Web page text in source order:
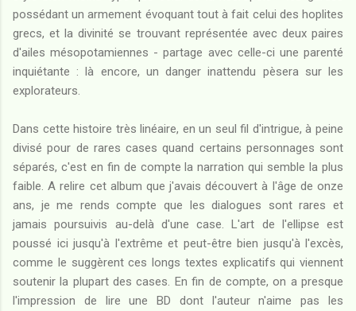
possédant un armement évoquant tout à fait celui des hoplites
grecs, et la divinité se trouvant représentée avec deux paires
d'ailes mésopotamiennes - partage avec celle-ci une parenté
inquiétante : là encore, un danger inattendu pèsera sur les
explorateurs.
Dans cette histoire très linéaire, en un seul fil d'intrigue, à peine
divisé pour de rares cases quand certains personnages sont
séparés, c'est en fin de compte la narration qui semble la plus
faible. A relire cet album que j'avais découvert à l'âge de onze
ans, je me rends compte que les dialogues sont rares et
jamais poursuivis au-delà d'une case. L'art de l'ellipse est
poussé ici jusqu'à l'extrême et peut-être bien jusqu'à l'excès,
comme le suggèrent ces longs textes explicatifs qui viennent
soutenir la plupart des cases. En fin de compte, on a presque
l'impression de lire une BD dont l'auteur n'aime pas les